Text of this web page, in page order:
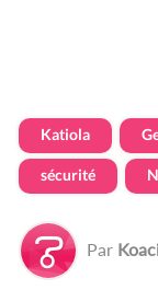
Katiola
sécurité
Par